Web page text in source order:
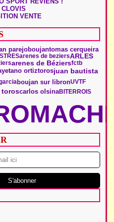
CLOVIS
VENTE
parejoboujantomas cerqueira
ISTRESarenes de beziersARLES
arenes de Béziersfctb
ortiztorosjuan bautista
boujan sur libronUVTF
toroscarlos olsinaBITERROIS